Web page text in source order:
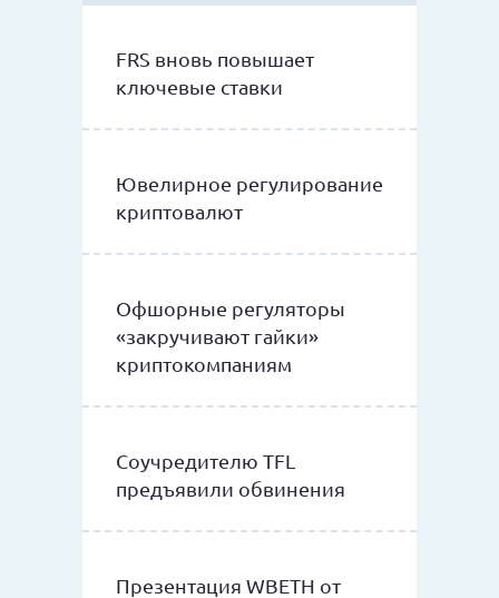
FRS вновь повышает
ключевые ставки
Ювелирное регулирование
криптовалют
Офшорные регуляторы
«закручивают гайки»
криптокомпаниям
Соучредителю TFL
предъявили обвинения
Презентация WBETH от